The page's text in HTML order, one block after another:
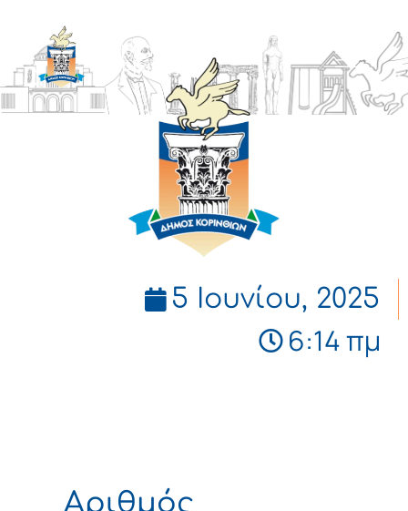
ΔΗΜΟΣ
ΚΟΡΙΝΘΙΩΝ
5 Ιουνίου, 2025
6:14 πμ
Αριθμός